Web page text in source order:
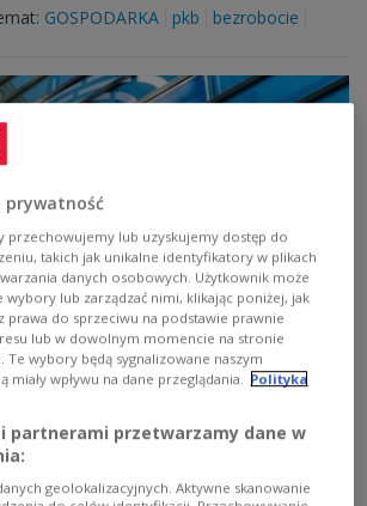
GOSPODARKA pkb
bezrobocie
gospodarczymi nie da
do tego gospodarka
na progu recesji
z sankcji gospodarczych
ale nimi wojny Ukraina nie wygra.
państwa UE znalazły się na skraju
prywatność
przechowujemy lub uzyskujemy dostęp do
takich jak unikalne identyfikatory w plikach
danych osobowych. Użytkownik może
wybory lub zarządzać nimi, klikając poniżej, jak
prawa do sprzeciwu na podstawie prawnie
lub w dowolnym momencie na stronie
wybory będą sygnalizowane naszym
miały wpływu na dane przeglądania. Polityka
partnerami przetwarzamy dane w
geolokalizacyjnych. Aktywne skanowanie